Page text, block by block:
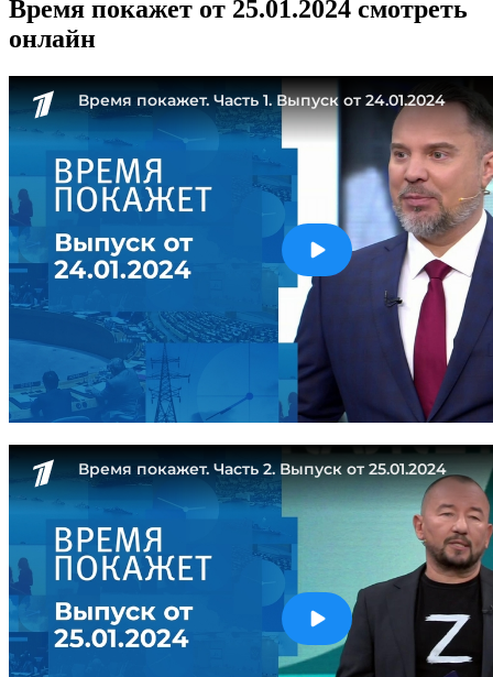
Время покажет от 25.01.2024 смотреть
онлайн